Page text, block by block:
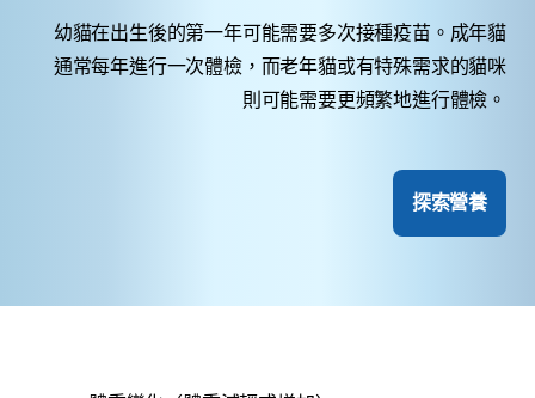
幼貓在出生後的第一年可能需要多次接種疫苗。成年貓
通常每年進行一次體檢，而老年貓或有特殊需求的貓咪
則可能需要更頻繁地進行體檢。
探索營養